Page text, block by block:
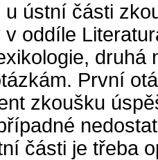
u ústní části
oddíle
První
zkoušku
části je třeba